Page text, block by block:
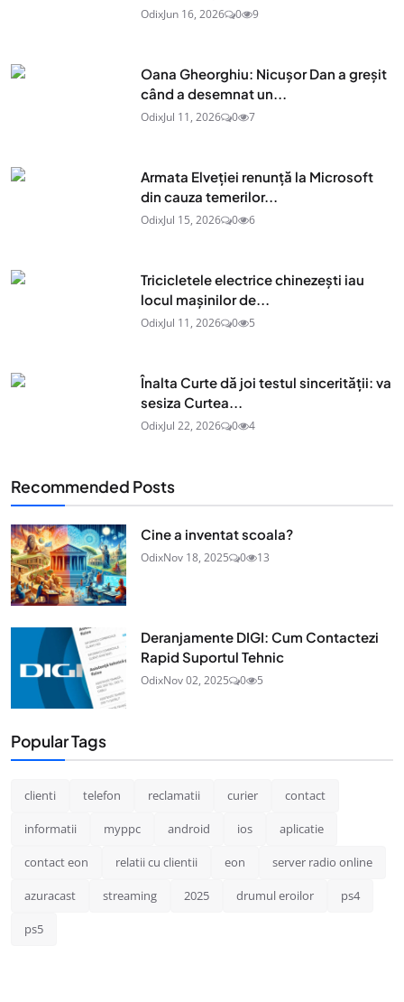
OdixJun 16, 2026 0 9
Oana Gheorghiu: Nicușor Dan a greșit
când a desemnat un...
OdixJul 11, 2026 0 7
Armata Elveției renunță la Microsoft
din cauza temerilor...
OdixJul 15, 2026 0 6
Tricicletele electrice chinezești iau
locul mașinilor de...
OdixJul 11, 2026 0 5
Înalta Curte dă joi testul sincerității: va
sesiza Curtea...
OdixJul 22, 2026 0 4
Recommended Posts
Cine a inventat scoala?
OdixNov 18, 2025 0 13
Deranjamente DIGI: Cum Contactezi
Rapid Suportul Tehnic
OdixNov 02, 2025 0 5
Popular Tags
clienti telefon reclamatii curier contact
informatii myppc android ios aplicatie
contact eon relatii cu clientii eon server radio online
azuracast streaming 2025 drumul eroilor ps4
ps5